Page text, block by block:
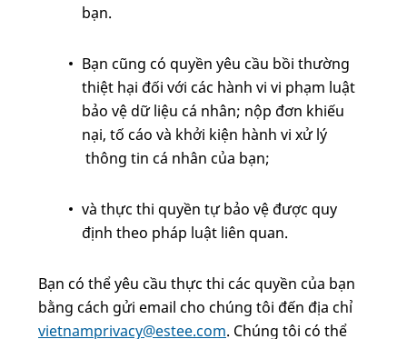
bạn.
Bạn cũng có quyền yêu cầu bồi thường
thiệt hại đối với các hành vi vi phạm luật
bảo vệ dữ liệu cá nhân; nộp đơn khiếu
nại, tố cáo và khởi kiện hành vi xử lý
thông tin cá nhân của bạn;
và thực thi quyền tự bảo vệ được quy
định theo pháp luật liên quan.
Bạn có thể yêu cầu thực thi các quyền của bạn
bằng cách gửi email cho chúng tôi đến địa chỉ
vietnamprivacy@estee.com. Chúng tôi có thể